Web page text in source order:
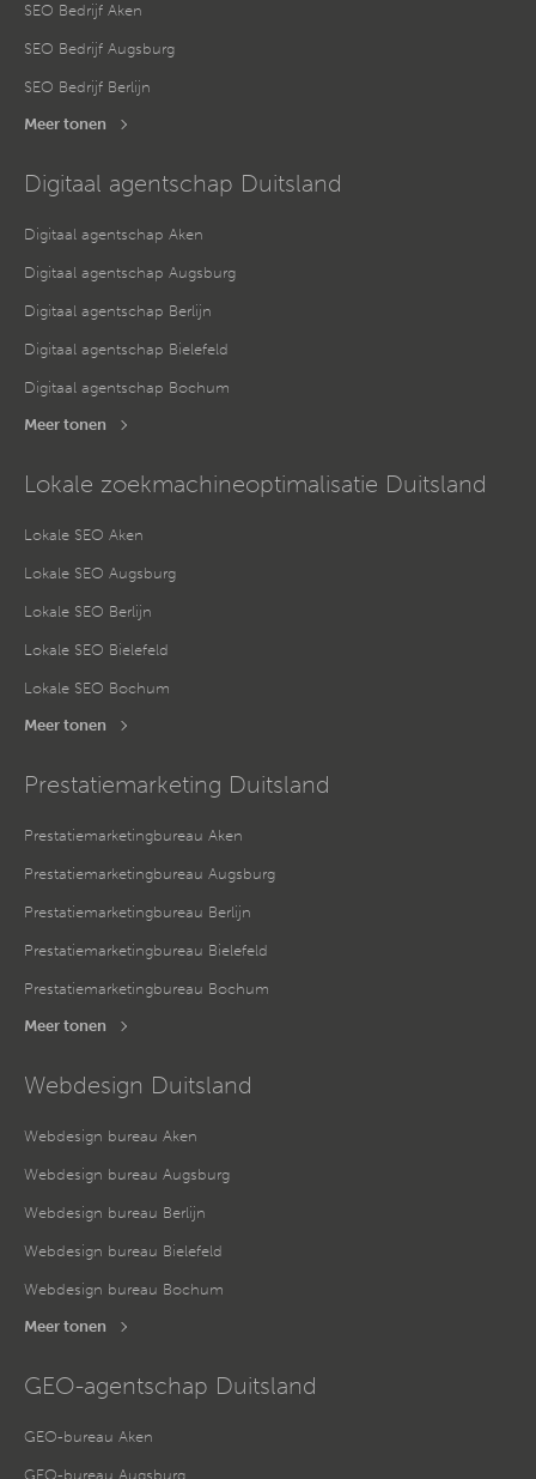
SEO Bedrijf Aken
SEO Bedrijf Augsburg
SEO Bedrijf Berlijn
Meer tonen
Digitaal agentschap Duitsland
Digitaal agentschap Aken
Digitaal agentschap Augsburg
Digitaal agentschap Berlijn
Digitaal agentschap Bielefeld
Digitaal agentschap Bochum
Meer tonen
Lokale zoekmachineoptimalisatie Duitsland
Lokale SEO Aken
Lokale SEO Augsburg
Lokale SEO Berlijn
Lokale SEO Bielefeld
Lokale SEO Bochum
Meer tonen
Prestatiemarketing Duitsland
Prestatiemarketingbureau Aken
Prestatiemarketingbureau Augsburg
Prestatiemarketingbureau Berlijn
Prestatiemarketingbureau Bielefeld
Prestatiemarketingbureau Bochum
Meer tonen
Webdesign Duitsland
Webdesign bureau Aken
Webdesign bureau Augsburg
Webdesign bureau Berlijn
Webdesign bureau Bielefeld
Webdesign bureau Bochum
Meer tonen
GEO-agentschap Duitsland
GEO-bureau Aken
GEO-bureau Augsburg